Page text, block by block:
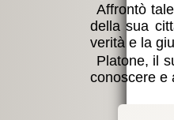
Affrontò
della sua
verità e la
Platone, il
conoscere e